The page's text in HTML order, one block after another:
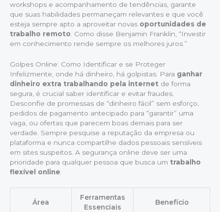
workshops e acompanhamento de tendências, garante
que suas habilidades permaneçam relevantes e que você
esteja sempre apto a aproveitar novas oportunidades de
trabalho remoto. Como disse Benjamin Franklin, “Investir
em conhecimento rende sempre os melhores juros.”
Golpes Online: Como Identificar e se Proteger
Infelizmente, onde há dinheiro, há golpistas. Para ganhar
dinheiro extra trabalhando pela internet de forma
segura, é crucial saber identificar e evitar fraudes.
Desconfie de promessas de “dinheiro fácil” sem esforço,
pedidos de pagamento antecipado para “garantir” uma
vaga, ou ofertas que parecem boas demais para ser
verdade. Sempre pesquise a reputação da empresa ou
plataforma e nunca compartilhe dados pessoais sensíveis
em sites suspeitos. A segurança online deve ser uma
prioridade para qualquer pessoa que busca um trabalho
flexível online.
Área
Ferramentas
Essenciais
Benefício